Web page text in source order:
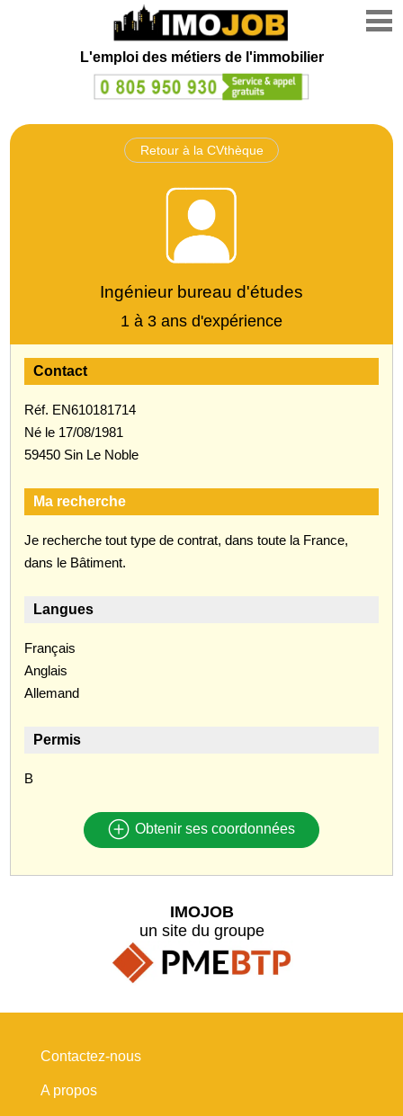
L'emploi des métiers de l'immobilier
Retour à la CVthèque
Ingénieur bureau d'études
1 à 3 ans d'expérience
Contact
Réf. EN610181714
Né le 17/08/1981
59450 Sin Le Noble
Ma recherche
Je recherche tout type de contrat, dans toute la France,
dans le Bâtiment.
Langues
Français
Anglais
Allemand
Permis
B
Obtenir ses coordonnées
IMOJOB
un site du groupe
Contactez-nous
A propos